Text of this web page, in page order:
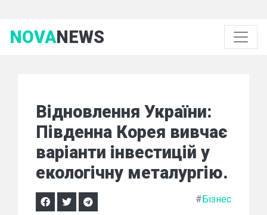
NOVANEWS
Відновлення України:
Південна Корея вивчає
варіанти інвестицій у
екологічну металургію.
#Бізнес